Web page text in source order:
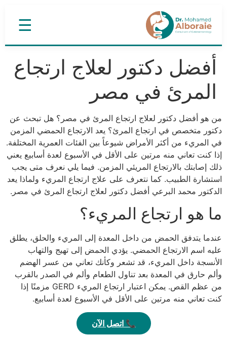
☰
أفضل دكتور لعلاج ارتجاع
المرئ في مصر
من هو أفضل دكتور لعلاج ارتجاع المرئ في مصر؟ هل تبحث عن
دكتور متخصص في ارتجاع المرئ؟ يعد الارتجاع الحمضي المزمن
في المريء من أكثر الأمراض شيوعاً بين الفئات العمرية المختلفة.
إذا كنت تعاني منه مرتين على الأقل في الأسبوع لعدة أسابيع يعني
ذلك إصابتك بالارتجاع المريئي المزمن. فيما يلي نعرف متى يجب
استشارة الطبيب. كما نتعرف على علاج ارتجاع المريء ولماذا يعد
الدكتور محمد البرعي أفضل دكتور لعلاج ارتجاع المرئ في مصر.
ما هو ارتجاع المريء؟
عندما يتدفق الحمض من داخل المعدة إلى المريء والحلق، يطلق
عليه اسم الارتجاع الحمضي. يؤدي الحمض إلى تهيج والتهاب
الأنسجة داخل المريء، قد تشعر وكأنك تعاني من عسر الهضم
وألم حارق في المعدة بعد تناول الطعام وألم في الصدر بالقرب
من عظم القص. يمكن اعتبار ارتجاع المريء GERD مزمنًا إذا
كنت تعاني منه مرتين على الأقل في الأسبوع لعدة أسابيع.
📞 اتصل الآن